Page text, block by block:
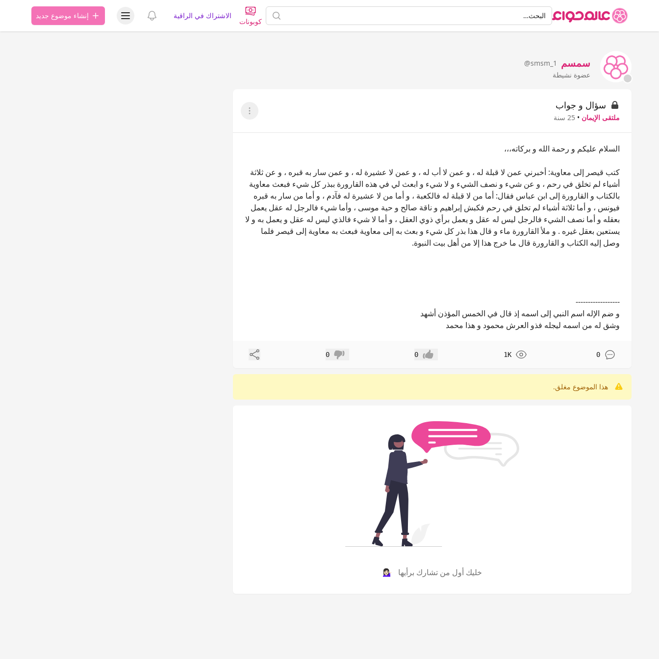
البحثالبحث…
كوبونات
الاشتراك في الراقية عرض الإشعاراتعرض قائمة المستخدمإنشاء موضوع جديد
سمسم
@smsm_1
عضوة نشيطة
سؤال و جواب
ملتقى الإيمان • 25 سنة عرض القائمة
السلام عليكم و رحمة الله و بركاته،،،
كتب قيصر إلى معاوية: أخبرني عمن لا قبلة له ، و عمن لا أب له ، و عمن لا عشيرة له ، و عمن سار به قبره ، و عن ثلاثة
أشياء لم تخلق في رحم ، و عن شيء و نصف الشيء و لا شيء و ابعث لي في هذه القارورة ببذر كل شيء فبعث معاوية
بالكتاب و القارورة إلى ابن عباس فقال: أما من لا قبلة له فالكعبة ، و أما من لا عشيرة له فآدم ، و أما من سار به قبره
فيونس ، و أما ثلاثة أشياء لم تخلق في رحم فكبش إبراهيم و ناقة صالح و حية موسى ، وأما شيء فالرجل له عقل يعمل
بعقله و أما نصف الشيء فالرجل ليس له عقل و يعمل برأي ذوي العقل ، و أما لا شيء فالذي ليس له عقل و يعمل به و لا
يستعين بعقل غيره . و ملأ القارورة ماء و قال هذا بذر كل شيء و بعث به إلى معاوية فبعث به معاوية إلى قيصر فلما
وصل إليه الكتاب و القارورة قال ما خرج هذا إلا من أهل بيت النبوة.
------------------
و ضم الإله اسم النبي إلى اسمه إذ قال في الخمس المؤذن أشهد
وشق له من اسمه ليجله فذو العرش محمود و هذا محمد
0
1K إعجاب 0 عدم إعجاب
0 مشاركة
هذا الموضوع مغلق.
خليك أول من تشارك برأيها 💁🏻‍♀️